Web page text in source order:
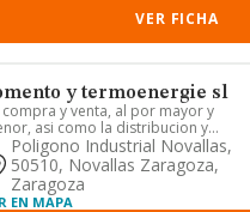
VER FICHA
y termoenergie sl
y venta, al por mayor y
asi como la distribucion y
de placas termodinamic...
Poligono Industrial Novallas,
50510, Novallas Zaragoza,
Zaragoza
EN MAPA